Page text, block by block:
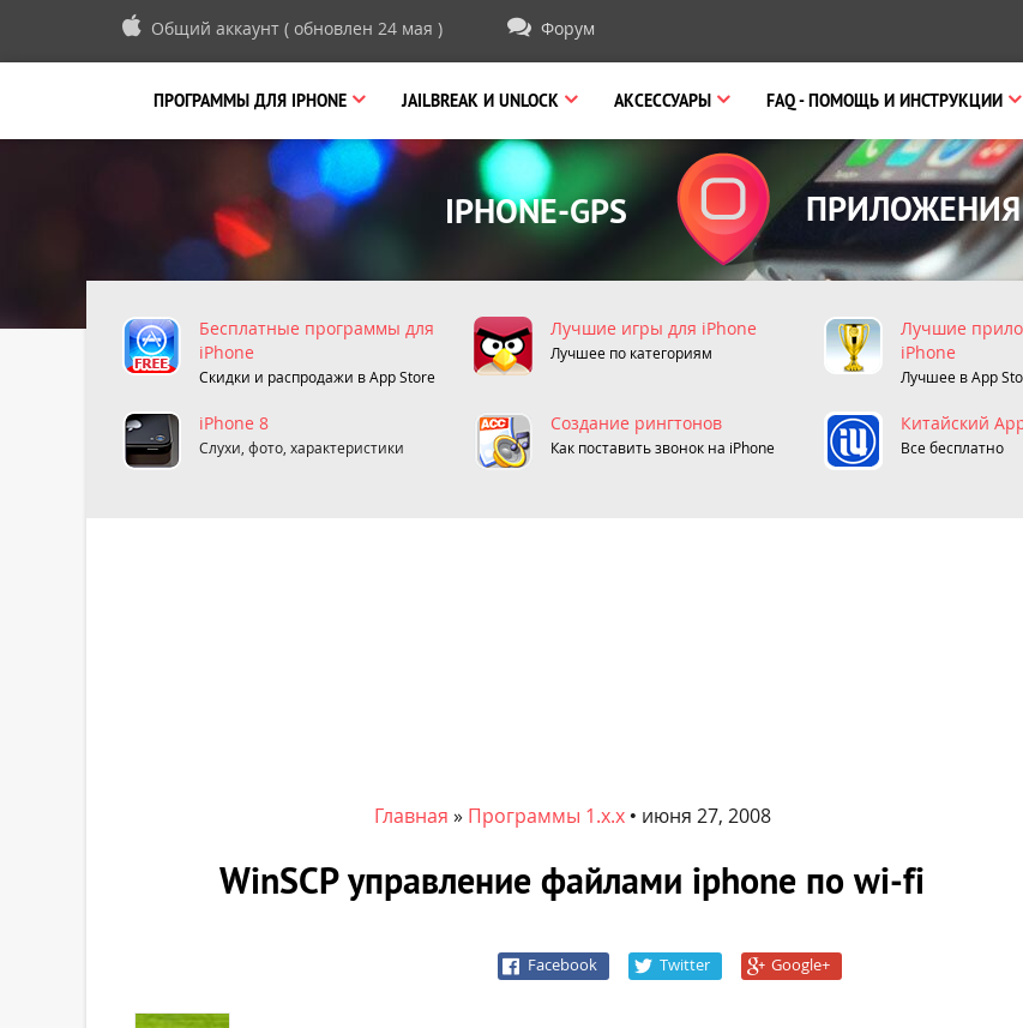
Общий аккаунт ( обновлен 24 мая ) Форум
ПРОГРАММЫ ДЛЯ IPHONE JAILBREAK И UNLOCK АКСЕССУАРЫ FAQ- ПОМОЩЬ И ИНСТРУКЦИИ
IPHONE-GPS ПРИЛОЖЕНИЯ
Бесплатные программы для
iPhone
Скидки и распродажи в App Store
Лучшие игры для iPhone
Лучшее по категориям
Лучшие
iPhone
Лучшее в App
iPhone 8
Слухи, фото, характеристики
Cоздание рингтонов
Как поставить звонок на iPhone
Китайский
Все бесплатно
Главная » Программы 1.x.x • июня 27, 2008
WinSCP управление файлами iphone по wi-fi
Facebook Twitter Google+